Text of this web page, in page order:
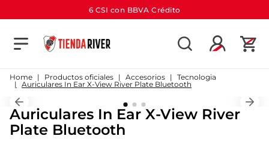
6 CSI con BBVA Crédito
Productos oficiales Accesorios
Tecnologia
Auriculares In Ear X-View River Plate Bluetooth
Auriculares In Ear X-View River
Plate Bluetooth
TÉRMINOS MÁS BUSCADOS
1
camiseta
3.
gorra
4
short